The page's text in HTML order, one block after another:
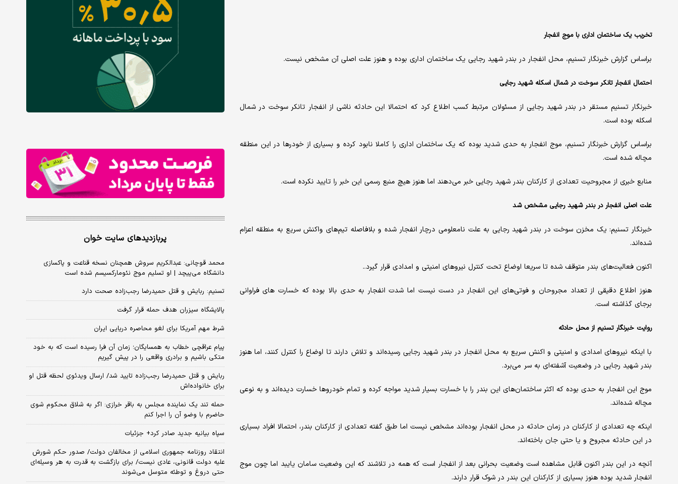
تخریب یک ‌ساختمان اداری با موج انفجار
براساس گزارش خبرنگار تسنیم، محل انفجار در بندر شهید رجایی یک ساختمان اداری بوده و هنوز علت اصلی آن مشخص نیست.
احتمال انفجار تانکر سوخت در شمال اسکله شهید رجایی
خبرنگار تسنیم مستقر در بندر شهید رجایی از مسئولان مرتبط کسب اطلاع کرد که احتمالا این حادثه ناشی از انفجار تانکر سوخت در شمال
اسکله بوده است.
براساس گزارش خبرنگار تسنیم، موج انفجار به حدی شدید بوده که یک ساختمان اداری را کاملا نا‌بود کرده و بسیاری‌ از خودرها در این منطقه
مچاله شده است.
منابع خبری از مجروحیت تعدادی از کارکنان بندر شهید رجایی خبر می‌‌دهند اما هنوز هیچ منبع ر‌سمی این خبر را تایید نکرده ا‌ست.
علت اصلی انفجار در بندر شهید رجایی مشخص شد
خبرنگار تسنیم: یک مخزن سوخت در بندر شهید رجایی به علت نامعلومی درچا‌ر انفجار شده و بلافاصله تیم‌های واکنش سریع به منطقه اعزام
شده‌اند.
اکنون فعالیت‌های بندر متوقف شده تا سریعا ا‌‌وضاع تحت کنترل نیروهای ‌امنیتی و امدادی قرار گیرد.‌.
‌هنوز اطلاع دقیقی از تعداد مجروحان و ‌‌فوتی‌های این انفجار در دست نیست اما شدت انفجار به حدی بالا بوده که خسارت های فراوانی
برجای گذاشته است.
روایت خبرنگار تسنیم از محل حادثه
با اینکه نیروهای امدادی و امنیتی و اکنش سریع به محل انفجار در ‌بندر شهید رجایی رسیده‌ا‌ند و تلاش دارند تا اوضاع را کنترل کنند، اما هنوز
بندر شهید رجایی در وضعیت آشفته‌ای به سر می‌برد.
موج این انفجار به حدی بوده که اکثر ساختمان‌های این بندر را با خسارت بسیار شدید مواجه کرده و تمام خودروها خسارت دیده‌اند و به نوعی
مچاله شده‌اند.
‌اینکه چه تعدادی از کارکنان در زمان حادثه در محل انفجار بوده‌اند مشخص نیست اما طبق گفته تعدادی از کارکنان بندر، احتمالا افراد بسیاری
در این حادثه مجروح و یا حتی جان باخته‌اند.
آنچه در این بندر اکنون قابل مشاهده است وضعیت بحرانی بعد از انفجار است که همه در تلاشند که این وضعیت سا‌مان ‌یایبد اما چون موج
انفجار شدید بوده هنوز بسیاری از کارکنان این بندر در شوک قرار دارند.
پربازدیدهای سایت خوان
محمد قوچانی: عبدالکریم سروش همچنان نسخه قناعت و پاکسازی
دانشگاه می‌پیچد | او تسلیم موج نئومارکسیسم شده است
تسنیم: ربایش و قتل حمیدرضا رجب‌زاده صحت دارد
پالایشگاه سیزران هدف حمله قرار گرفت
شرط مهم آمریکا برای لغو محاصره دریایی ایران
پیام عراقچی خطاب به همسایگان؛ زمان آن فرا رسیده است که به خود
متکی باشیم و برادری واقعی را در پیش گیریم
ربایش و قتل حمیدرضا رجب‌زاده تایید شد/ ارسال ویدئوی لحظه قتل او
برای خانواده‌اش
حمله تند یک نماینده مجلس به باقر خرازی: اگر به شلاق محکوم شوی
حاضرم با وضو آن را اجرا کنم
سپاه بیانیه جدید صادر کرد+ جزئیات
انتقاد روزنامه جمهوری اسلامی از مخالفان دولت/ صدور حکم شورش
علیه دولت قانونی، عادی نیست/ برای بازگشت به قدرت به هر وسیله‌ای
حتی دروغ و توطئه متوسل می‌شوند